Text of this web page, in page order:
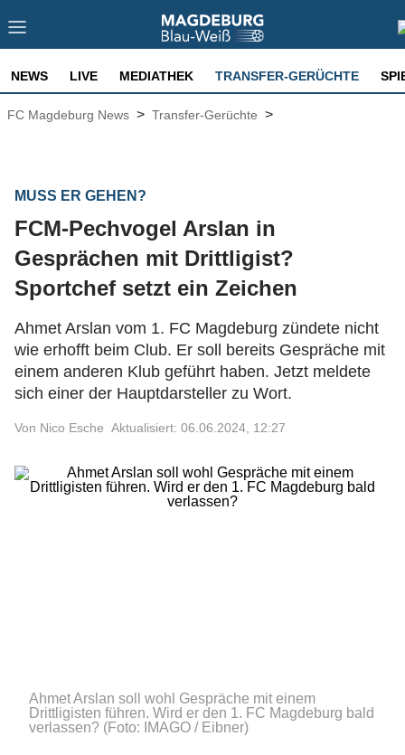
NEWS LIVE MEDIATHEK TRANSFER-GERÜCHTE
FC Magdeburg News > Transfer-Gerüchte >
MUSS ER GEHEN?
FCM-Pechvogel Arslan in
Gesprächen mit Drittligist?
Sportchef setzt ein Zeichen
Ahmet Arslan vom 1. FC Magdeburg zündete nicht
wie erhofft beim Club. Er soll bereits Gespräche mit
einem anderen Klub geführt haben. Jetzt meldete
sich einer der Hauptdarsteller zu Wort.
Von Nico Esche Aktualisiert: 06.06.2024, 12:27
Ahmet Arslan soll wohl Gespräche mit einem
Drittligisten führen. Wird er den 1. FC Magdeburg bald
verlassen? (Foto: IMAGO / Eibner)